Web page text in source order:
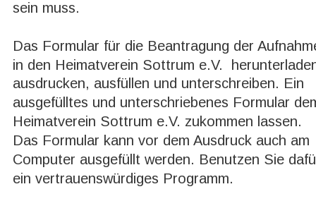
sein muss.
Das Formular für die Beantragung der
in den Heimatverein Sottrum e.V.
ausdrucken, ausfüllen und unterschreiben. Ein
ausgefülltes und unterschriebenes Formular
Heimatverein Sottrum e.V. zukommen lassen.
Das Formular kann vor dem Ausdruck auch am
Computer ausgefüllt werden. Benutzen Sie
ein vertrauenswürdiges Programm.